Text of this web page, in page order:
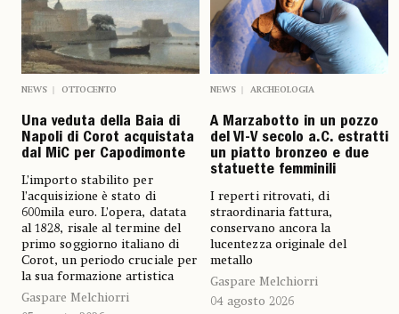
NEWS OTTOCENTO
Una veduta della Baia di
Napoli di Corot acquistata
dal MiC per Capodimonte
L’importo stabilito per
l’acquisizione è stato di
600mila euro. L’opera, datata
al 1828, risale al termine del
primo soggiorno italiano di
Corot, un periodo cruciale per
la sua formazione artistica
Gaspare Melchiorri
NEWS ARCHEOLOGIA
A Marzabotto in un pozzo
del VI-V secolo a.C. estratti
un piatto bronzeo e due
statuette femminili
I reperti ritrovati, di
straordinaria fattura,
conservano ancora la
lucentezza originale del
metallo
Gaspare Melchiorri
04 agosto 2026